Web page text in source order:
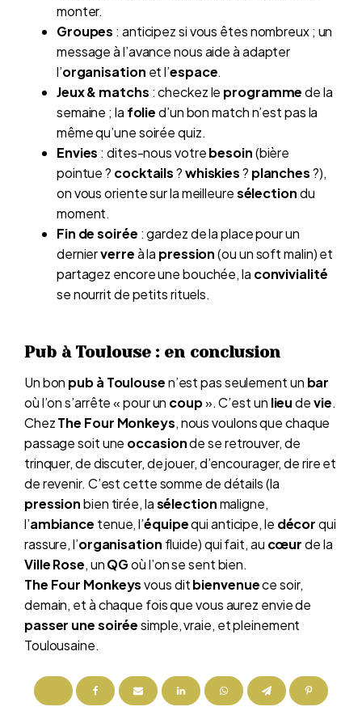
monter.
Groupes : anticipez si vous êtes nombreux ; un
message à l’avance nous aide à adapter
l’organisation et l’espace.
Jeux & matchs : checkez le programmede la
semaine ; la folied’un bon match n’est pas la
même qu’une soirée quiz.
Envies : dites-nous votrebesoin(bière
pointue ? cocktails?whiskies? planches?),
on vous oriente sur la meilleuresélectiondu
moment.
Fin de soirée : gardez de la place pour un
dernierverreà la pression(ou un soft malin) et
partagez encore une bouchée, la convivialité
se nourrit de petits rituels.
Pub à Toulouse : en conclusion
Un bon pub à Toulousen’est pas seulement un bar
où l’on s’arrête « pour un coup». C’est un lieudevie.
ChezThe Four Monkeys, nous voulons que chaque
passage soit une occasionde se retrouver, de
trinquer, de discuter, de jouer, d’encourager, de rire et
de revenir. C’est cette somme de détails (la
pressionbien tirée, lasélectionmaligne,
l’ambiance tenue, l’équipequi anticipe, le décorqui
rassure, l’organisation fluide) qui fait, au cœurde la
Ville Rose, unQGoù l’on se sent bien.
The Four Monkeysvous ditbienvenuece soir,
demain, et à chaque fois que vous aurez envie de
passer une soiréesimple, vraie, et pleinement
Toulousaine.